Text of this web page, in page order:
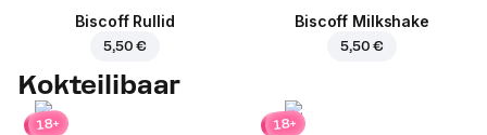
Biscoff Rullid
5,50 €
Biscoff Milkshake
5,50 €
Kokteilibaar
18+ 18+